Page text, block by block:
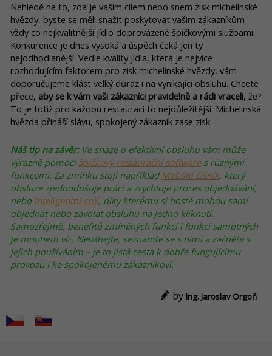
Nehledě na to, zda je vaším cílem nebo snem zisk michelinské
hvězdy, byste se měli snažit poskytovat vašim zákazníkům
vždy co nejkvalitnější jídlo doprovázené špičkovými službami.
Konkurence je dnes vysoká a úspěch čeká jen ty
nejodhodlanější. Vedle kvality jídla, která je nejvíce
rozhodujícím faktorem pro zisk michelinské hvězdy, vám
doporučujeme klást velký důraz i na vynikající obsluhu. Chcete
přece, aby se k vám vaši zákazníci pravidelně a rádi vraceli, že?
To je totiž pro každou restauraci to nejdůležitější. Michelinská
hvězda přináší slávu, spokojený zákazník zase zisk.
Náš tip na závěr:Ve snaze o efektivní obsluhu vám může
výrazně pomoci špičkový restaurační softwares různými
funkcemi. Za zmínku stojí například Mobilní číšník, který
obsluze zjednodušuje práci a zrychluje proces objednávání,
nebo Inteligentní stůl, díky kterému si hosté mohou sami
objednat nebo zavolat obsluhu na jedno kliknutí.
Samozřejmě, benefitů zmíněných funkcí i funkcí samotných
je mnohem víc. Neváhejte, seznamte se s nimi a začněte s
jejich používáním – je to jistá cesta k dobře fungujícímu
provozu i ke spokojenému zákazníkovi.
by Ing. Jaroslav Orgoň